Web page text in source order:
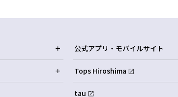
公式アプリ・モバイルサイト
Tops Hiroshima
tau